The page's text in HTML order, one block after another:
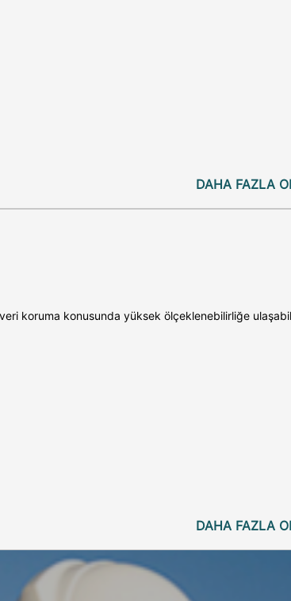
DAHA FAZLA
koruma konusunda yüksek ölçeklenebilirliğe
DAHA FAZLA